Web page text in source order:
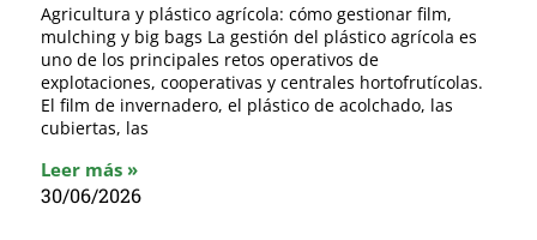
Agricultura y plástico agrícola: cómo gestionar film,
mulching y big bags La gestión del plástico agrícola es
uno de los principales retos operativos de
explotaciones, cooperativas y centrales hortofrutícolas.
El film de invernadero, el plástico de acolchado, las
cubiertas, las
Leer más »
30/06/2026